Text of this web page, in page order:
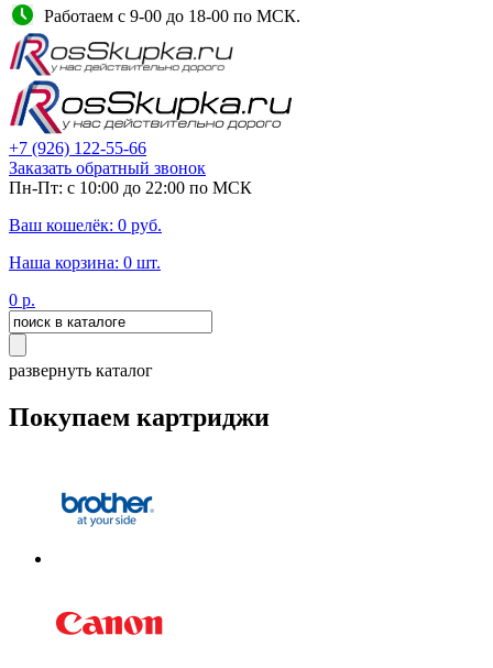
Работаем с 9-00 до 18-00 по МСК.
+7 (926) 122-55-66
Заказать обратный звонок
Пн-Пт: с 10:00 до 22:00 по МСК
Ваш кошелёк: 0 руб.
Наша корзина: 0 шт.
0 р.
развернуть каталог
Покупаем картриджи